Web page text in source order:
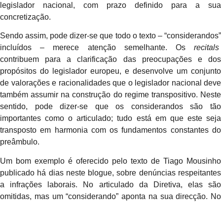
legislador nacional, com prazo definido para a sua
concretização.
Sendo assim, pode dizer-se que todo o texto – “considerandos”
incluídos – merece atenção semelhante. Os recitals
contribuem para a clarificação das preocupações e dos
propósitos do legislador europeu, e desenvolve um conjunto
de valorações e racionalidades que o legislador nacional deve
também assumir na construção do regime transpositivo. Neste
sentido, pode dizer-se que os considerandos são tão
importantes como o articulado; tudo está em que este seja
transposto em harmonia com os fundamentos constantes do
preâmbulo.
Um bom exemplo é oferecido pelo texto de Tiago Mousinho
publicado há dias neste blogue, sobre denúncias respeitantes
a infrações laborais. No articulado da Diretiva, elas são
omitidas, mas um “considerando” aponta na sua direcção. No